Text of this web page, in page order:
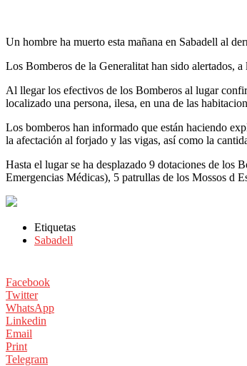
Un hombre ha muerto esta mañana en Sabadell al
Los Bomberos de la Generalitat han sido alertados,
Al llegar los efectivos de los Bomberos al lugar
localizado una persona, ilesa, en una de las
Los bomberos han informado que están haciendo
la afectación al forjado y las vigas, así como la
Hasta el lugar se ha desplazado 9 dotaciones de
Emergencias Médicas), 5 patrullas de los Mossos d
Etiquetas
Sabadell
Facebook
Twitter
WhatsApp
Linkedin
Email
Print
Telegram